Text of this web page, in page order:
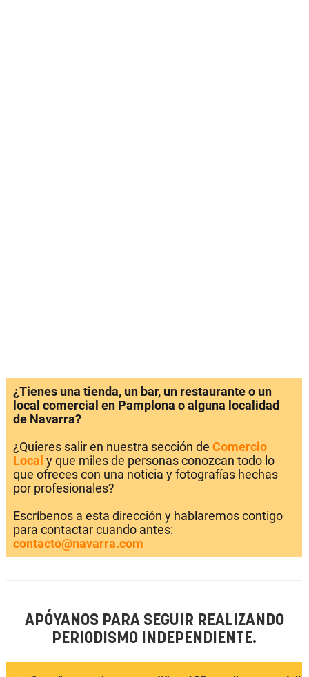
¿Tienes una tienda, un bar, un restaurante o un
local comercial en Pamplona o alguna localidad
de Navarra?
¿Quieres salir en nuestra sección de Comercio
Local y que miles de personas conozcan todo lo
que ofreces con una noticia y fotografías hechas
por profesionales?
Escríbenos a esta dirección y hablaremos contigo
para contactar cuando antes:
contacto@navarra.com
APÓYANOS PARA SEGUIR REALIZANDO
PERIODISMO INDEPENDIENTE.